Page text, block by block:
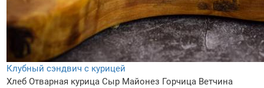
Клубный сэндвич с курицей
Хлеб Отварная курица Сыр Майонез Горчица Ветчина